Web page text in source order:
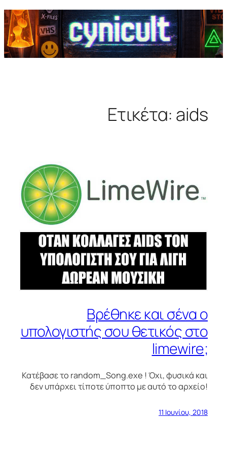
Ετικέτα: aids
Βρέθηκε και σένα ο
υπολογιστής σου θετικός στο
limewire;
Κατέβασε το random_Song.exe ! Όχι, φυσικά και
δεν υπάρχει τίποτε ύποπτο με αυτό το αρχείο!
11 Ιουνίου, 2018